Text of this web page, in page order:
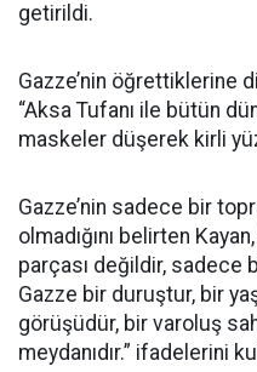
getirildi.
Gazze’nin öğrettiklerine
“Aksa Tufanı ile bütün
maskeler düşerek kirli
Gazze’nin sadece bir
olmadığını belirten
parçası değildir, sadece
Gazze bir duruştur, bir
görüşüdür, bir varoluş
meydanıdır.” ifadelerini